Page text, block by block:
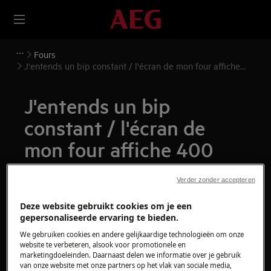
Fours
J'entends un bip constant / l'écran de mon four affiche
J'entends un bip
constant / l'écran de
mon four affiche 400
four affiche "400" après l'activation. cela
indique que l'appareil est connecté à 400V.
S'applique à
Deze website gebruikt cookies om je een
gepersonaliseerde ervaring te bieden.
We gebruiken cookies en andere gelijkaardige technologieën om onze
website te verbeteren, alsook voor promotionele en
marketingdoeleinden. Daarnaast delen we informatie over je gebruik
van onze website met onze partners op het vlak van sociale media,
Verder zonder accepteren